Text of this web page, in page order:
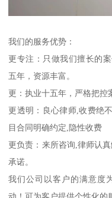
我们的服务优势：
更专注：只做我们擅长的
五年，资源丰富。
更：执业十五年，严格把控
更透明：良心律师,收费绝
目合同明确约定,隐性收费
更负责：来所咨询,律师认
承诺。
我们公司以客户的满意度